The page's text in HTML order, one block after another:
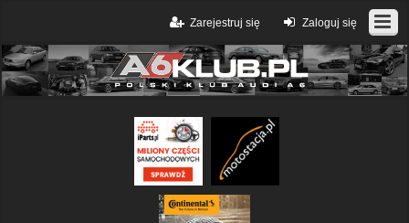
Zaloguj się
Zarejestruj się